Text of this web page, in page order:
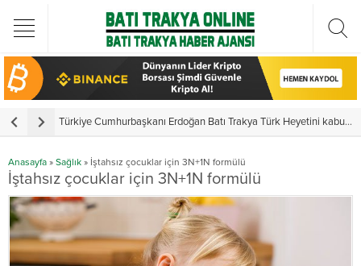
Türkiye Cumhurbaşkanı Erdoğan Batı Trakya Türk Heyetini kabul etti
Anasayfa » Sağlık » İştahsız çocuklar için 3N+1N formülü
İştahsız çocuklar için 3N+1N formülü